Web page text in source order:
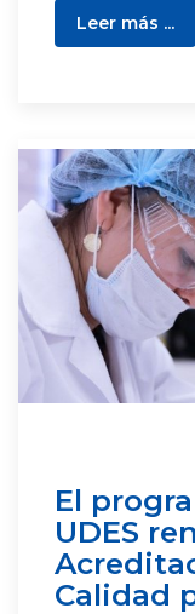
Leer más ...
El
UDES
Calidad